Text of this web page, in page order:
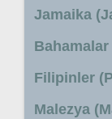
Jamaika
Filipinler
Malezya